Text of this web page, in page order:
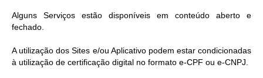
Alguns Serviços estão disponíveis em conteúdo aberto e
fechado.
A utilização dos Sites e/ou Aplicativo podem estar condicionadas
à utilização de certificação digital no formato e-CPF ou e-CNPJ.